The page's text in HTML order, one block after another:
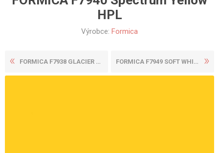
HPL
Výrobce: Formica
FORMICA F7938 GLACIER HPL FORMICA F7949 SOFT WHITE HP...